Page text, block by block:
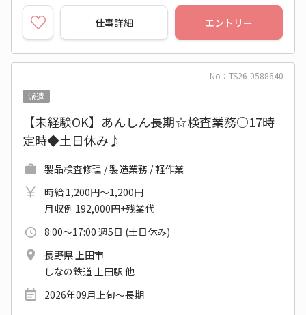
仕事詳細 エントリー
No：TS26-0588640
派遣
【未経験OK】あんしん長期☆検査業務○17時
定時◆土日休み♪
製品検査修理 / 製造業務 / 軽作業
時給 1,200円～1,200円
月収例 192,000円+残業代
8:00～17:00 週5日 (土日休み)
長野県 上田市
しなの鉄道 上田駅 他
2026年09月上旬～長期